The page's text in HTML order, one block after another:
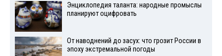
Энциклопедия таланта: народные промыслы
планируют оцифровать
От наводнений до засух: что грозит России в
эпоху экстремальной погоды